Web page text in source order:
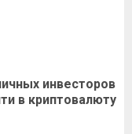
инвесторов
в криптовалюту